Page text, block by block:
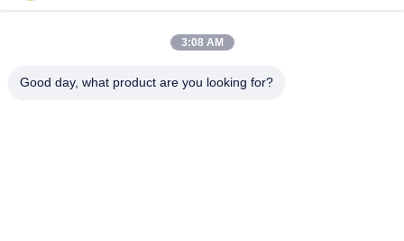
3:08 AM
Good day, what product are you looking for?